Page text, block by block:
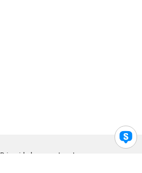
Privacidad Legal